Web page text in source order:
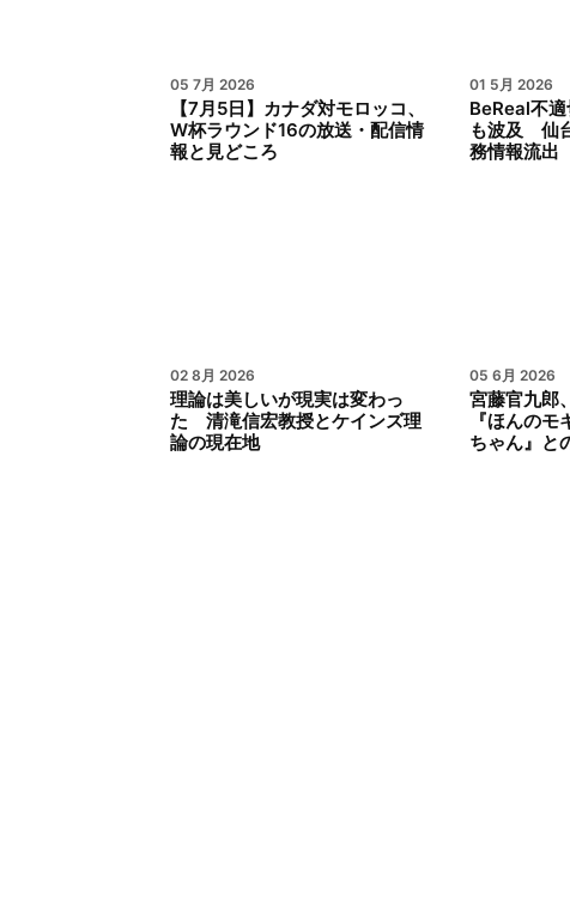
05 7月 2026
【7月5日】カナダ対モロッコ、
W杯ラウンド16の放送・配信情
報と見どころ
01 5月 2026
BeReal不
も波及 仙
務情報流出
02 8月 2026
理論は美しいが現実は変わっ
た 清滝信宏教授とケインズ理
論の現在地
05 6月 2026
宮藤官九郎
『ほんの
ちゃん』と